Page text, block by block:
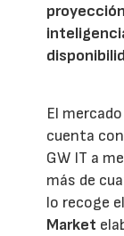
El
cuenta
GW IT a
más de
lo recoge
Market